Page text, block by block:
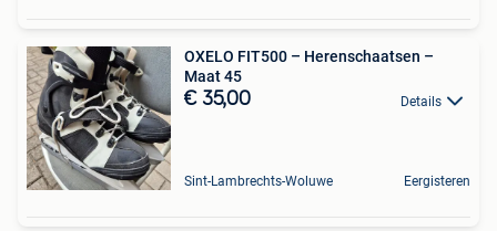
OXELO FIT500 – Herenschaatsen –
Maat 45
€ 35,00 Details
Sint-Lambrechts-Woluwe Eergisteren